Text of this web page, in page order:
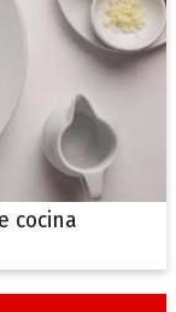
cocina